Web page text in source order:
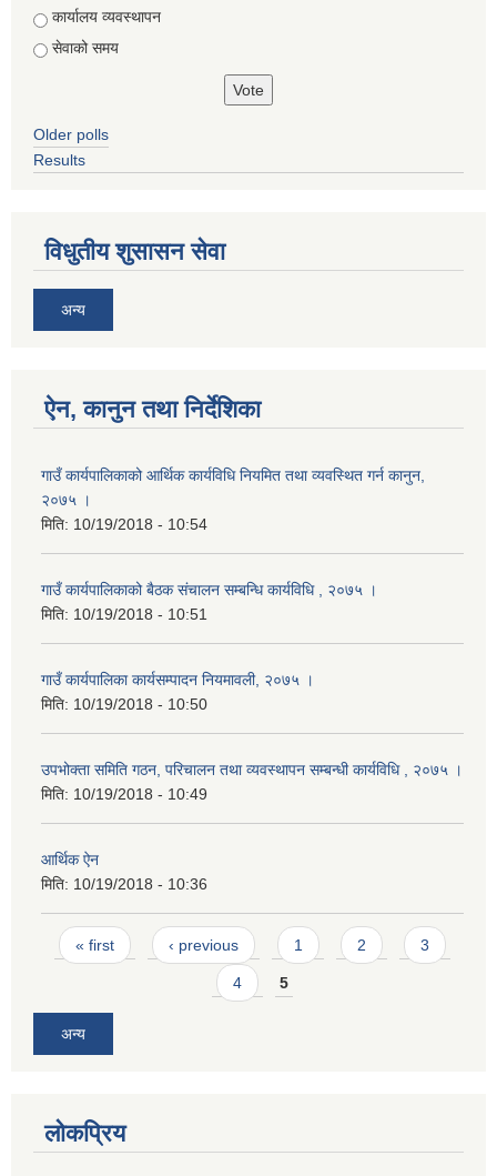
कार्यालय व्यवस्थापन
सेवाको समय
Older polls
Results
विधुतीय शुसासन सेवा
अन्य
ऐन, कानुन तथा निर्देशिका
गाउँ कार्यपालिकाको आर्थिक कार्यविधि नियमित तथा व्यवस्थित गर्न कानुन,
२०७५ ।
मिति: 10/19/2018 - 10:54
गाउँ कार्यपालिकाको बैठक संचालन सम्बन्धि कार्यविधि , २०७५ ।
मिति: 10/19/2018 - 10:51
गाउँ कार्यपालिका कार्यसम्पादन नियमावली, २०७५ ।
मिति: 10/19/2018 - 10:50
उपभोक्ता समिति गठन, परिचालन तथा व्यवस्थापन सम्बन्धी कार्यविधि , २०७५ ।
मिति: 10/19/2018 - 10:49
आर्थिक ऐन
मिति: 10/19/2018 - 10:36
Pages
« first ‹ previous 1 2 3
4 5
अन्य
लोकप्रिय